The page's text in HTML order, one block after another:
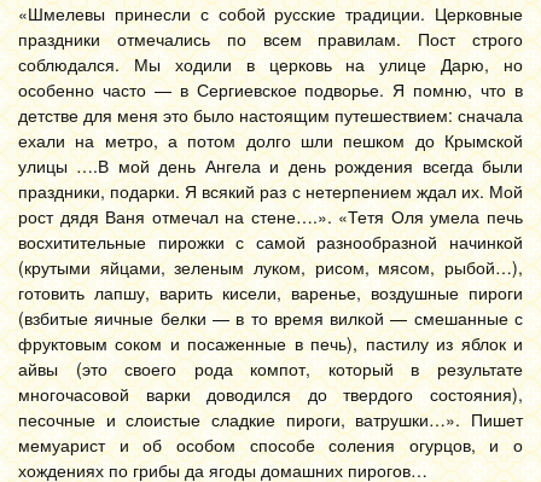
«Шмелевы принесли с собой русские традиции. Церковные
праздники отмечались по всем правилам. Пост строго
соблюдался. Мы ходили в церковь на улице Дарю, но
особенно часто — в Сергиевское подворье. Я помню, что в
детстве для меня это было настоящим путешествием: сначала
ехали на метро, а потом долго шли пешком до Крымской
улицы ….В мой день Ангела и день рождения всегда были
праздники, подарки. Я всякий раз с нетерпением ждал их. Мой
рост дядя Ваня отмечал на стене….». «Тетя Оля умела печь
восхитительные пирожки с самой разнообразной начинкой
(крутыми яйцами, зеленым луком, рисом, мясом, рыбой…),
готовить лапшу, варить кисели, варенье, воздушные пироги
(взбитые яичные белки — в то время вилкой — смешанные с
фруктовым соком и посаженные в печь), пастилу из яблок и
айвы (это своего рода компот, который в результате
многочасовой варки доводился до твердого состояния),
песочные и слоистые сладкие пироги, ватрушки…». Пишет
мемуарист и об особом способе соления огурцов, и о
хождениях по грибы да ягоды домашних пирогов…